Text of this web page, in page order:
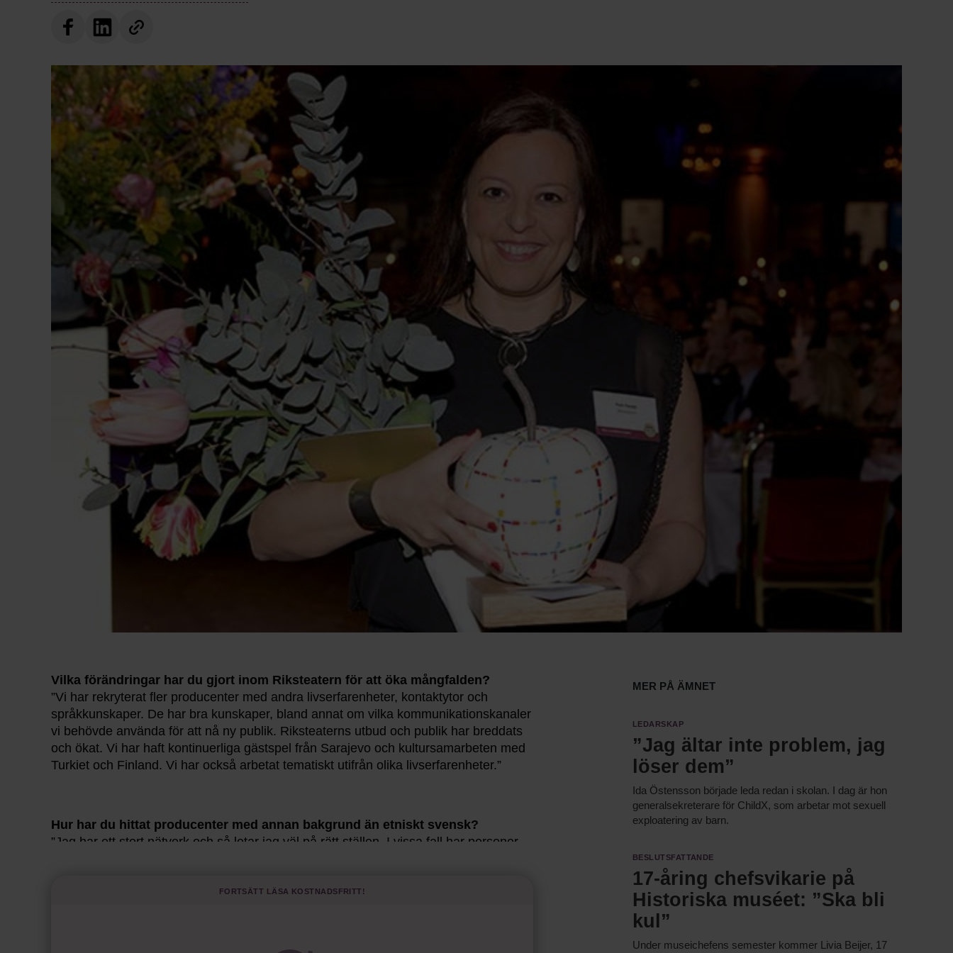
Vilka förändringar har du gjort inom Riksteatern för att öka mångfalden?
”Vi har rekryterat fler producenter med andra livserfarenheter, kontaktytor och
språkkunskaper. De har bra kunskaper, bland annat om vilka kommunikationskanaler
vi behövde använda för att nå ny publik. Riksteaterns utbud och publik har breddats
och ökat. Vi har haft kontinuerliga gästspel från Sarajevo och kultursamarbeten med
Turkiet och Finland. Vi har också arbetat tematiskt utifrån olika livserfarenheter.”
Hur har du hittat producenter med annan bakgrund än etniskt svensk?
”Jag har ett stort nätverk och så letar jag väl på rätt ställen. I vissa fall har personer
Fortsätt läsa kostnadsfritt!
Mer på ämnet
Ledarskap
”Jag ältar inte problem, jag
löser dem”
Ida Östensson började leda redan i skolan. I dag är hon
generalsekreterare för ChildX, som arbetar mot sexuell
exploatering av barn.
Beslutsfattande
17-åring chefsvikarie på
Historiska muséet: ”Ska bli
kul”
Under museichefens semester kommer Livia Beijer, 17